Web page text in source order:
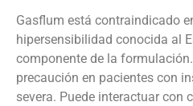
Gasflum está contraindicado
hipersensibilidad conocida al
componente de la
precaución en pacientes con
severa. Puede interactuar con